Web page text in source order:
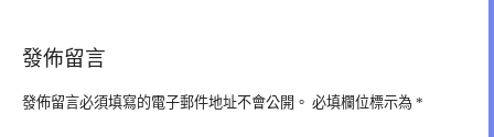
發佈留言
發佈留言必須填寫的電子郵件地址不會公開。 必填欄位標示為 *